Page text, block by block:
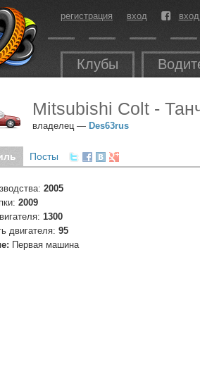
регистрация вход
Клубы
Mitsubishi Colt -
владелец — Des63rus
Посты
2005
2009
1300
двигателя: 95
Первая машина